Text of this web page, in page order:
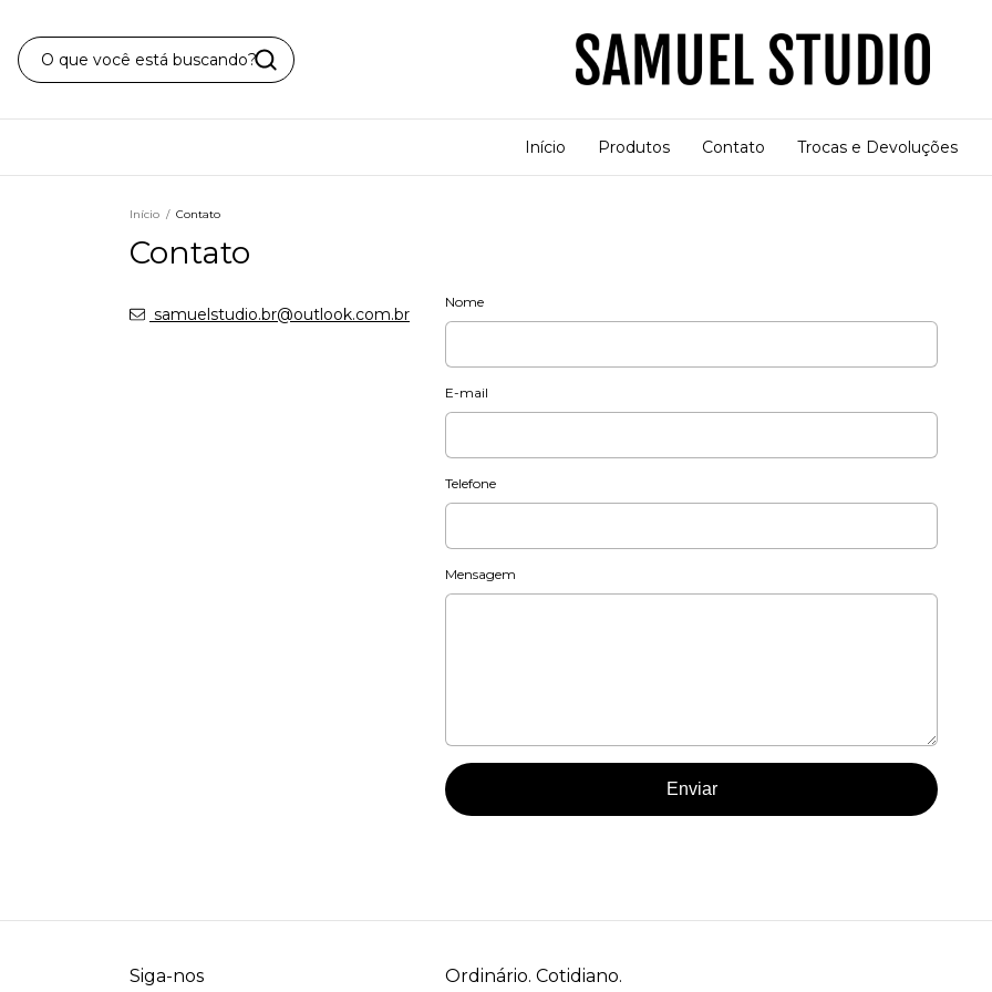
Início Produtos Contato Trocas e Devoluções
Início / Contato
Contato
samuelstudio.br@outlook.com.br
Nome
E-mail
Telefone
Mensagem
Enviar
Siga-nos Ordinário. Cotidiano.